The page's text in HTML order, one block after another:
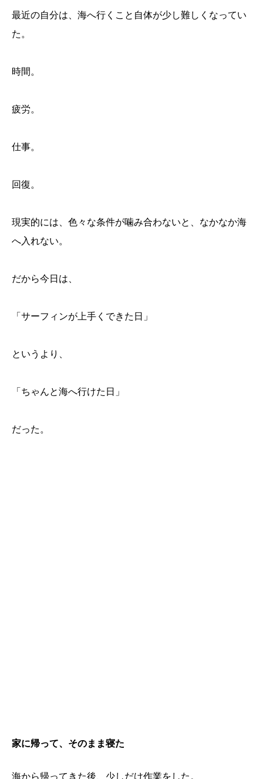
最近の自分は、海へ行くこと自体が少し難しくなってい
た。
時間。
疲労。
仕事。
回復。
現実的には、色々な条件が噛み合わないと、なかなか海
へ入れない。
だから今日は、
「サーフィンが上手くできた日」
というより、
「ちゃんと海へ行けた日」
だった。
家に帰って、そのまま寝た
海から帰ってきた後、少しだけ作業をした。